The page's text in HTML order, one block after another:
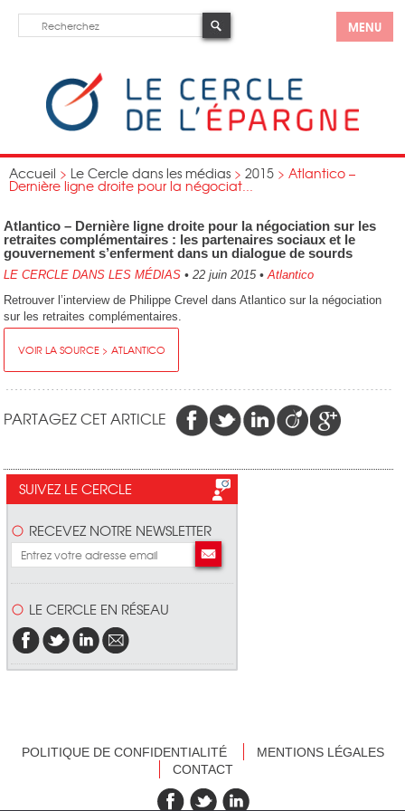
MENU
Accueil > Le Cercle dans les médias > 2015 > Atlantico –
Dernière ligne droite pour la négociat...
Atlantico – Dernière ligne droite pour la négociation sur les
retraites complémentaires : les partenaires sociaux et le
gouvernement s’enferment dans un dialogue de sourds
LE CERCLE DANS LES MÉDIAS • 22 juin 2015• Atlantico
Retrouver l’interview de Philippe Crevel dans Atlantico sur la négociation
sur les retraites complémentaires.
VOIR LA SOURCE > ATLANTICO
PARTAGEZ CET ARTICLE
SUIVEZ LE CERCLE
RECEVEZ NOTRE NEWSLETTER
LE CERCLE EN RÉSEAU
POLITIQUE DE CONFIDENTIALITÉ
MENTIONS LÉGALES
CONTACT